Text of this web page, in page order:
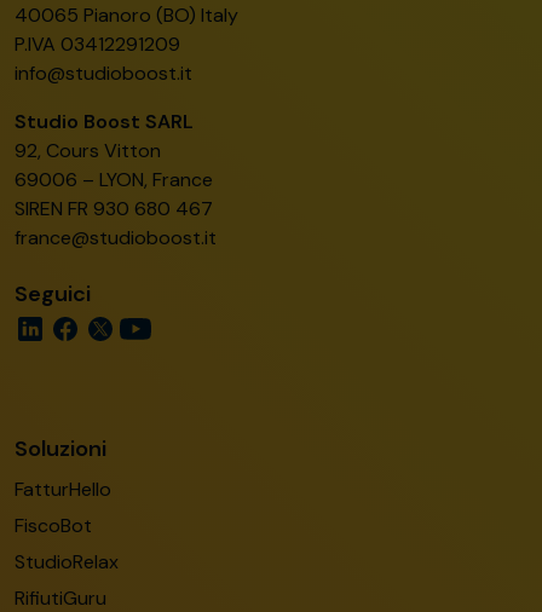
40065 Pianoro (BO) Italy
P.IVA 03412291209
info@studioboost.it
Studio Boost SARL
92, Cours Vitton
69006 – LYON, France
SIREN FR 930 680 467
france@studioboost.it
Seguici
Soluzioni
FatturHello
FiscoBot
StudioRelax
RifiutiGuru